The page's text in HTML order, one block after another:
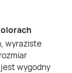
wyraziste
wygodny